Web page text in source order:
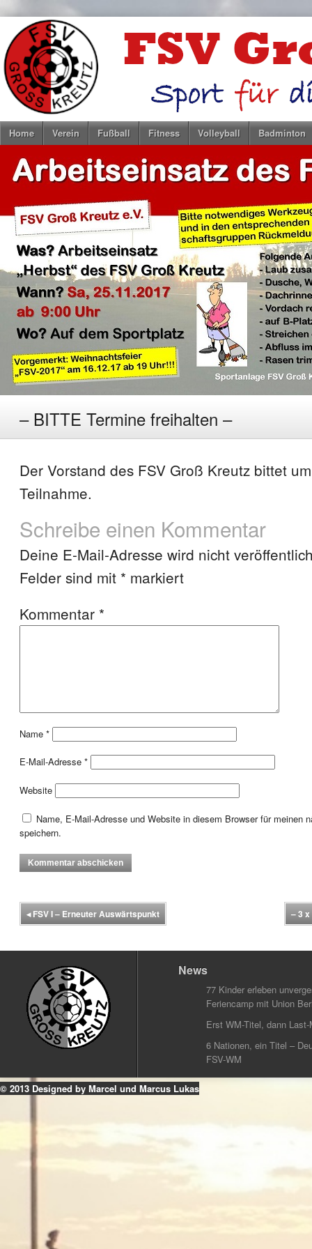
Home Verein Fußball Fitness Volleyball Badminton
– BITTE Termine freihalten –
Der Vorstand des FSV Groß Kreutz bittet
Teilnahme.
Schreibe einen Kommentar
Deine E-Mail-Adresse wird nicht
Felder sind mit * markiert
Kommentar *
Name *
E-Mail-Adresse *
Website
Name, E-Mail-Adresse und Website in diesem Browser für meinen
speichern.
◂FSV I – Erneuter Auswärtspunkt – 3
News
77 Kinder erleben
Feriencamp mit Union
Erst WM-Titel, dann
6 Nationen, ein Titel –
FSV-WM
© 2013 Designed by Marcel und Marcus Lukas